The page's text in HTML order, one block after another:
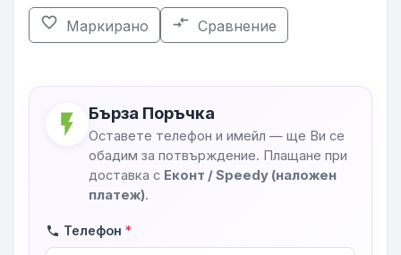
favorite_border Маркирано compare_arrows Сравнение
flash_on Бърза Поръчка
Оставете телефон и имейл — ще Ви се
обадим за потвърждение. Плащане при
доставка с Еконт / Speedy (наложен
платеж).
phone Телефон *